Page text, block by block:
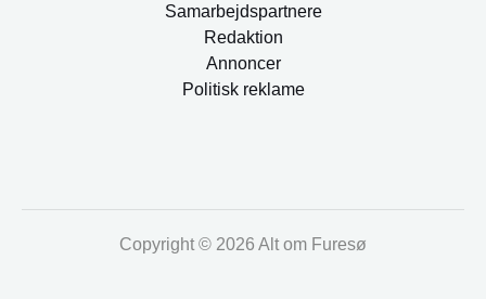
Samarbejdspartnere
Redaktion
Annoncer
Politisk reklame
Copyright © 2026 Alt om Furesø